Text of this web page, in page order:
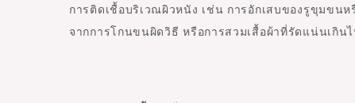
การติดเชื้อบริเวณผิวหนัง เช่น การอักเสบของรูขุมขน
จากการโกนขนผิดวิธี หรือการสวมเสื้อผ้าที่รัดแน่นเกิน